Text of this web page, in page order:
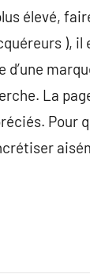
élevé,
),
La
Pour